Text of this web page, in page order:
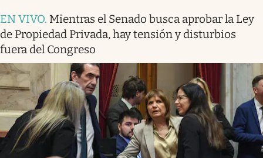
EN VIVO. Mientras el Senado busca aprobar la Ley
de Propiedad Privada, hay tensión y disturbios
fuera del Congreso